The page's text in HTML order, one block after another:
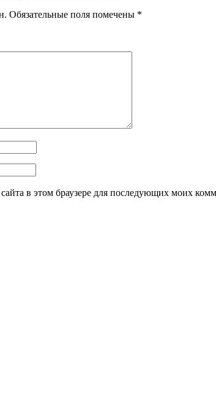
Обязательные поля помечены *
в этом браузере для последующих моих